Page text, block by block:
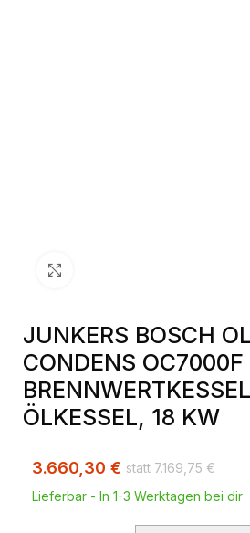
JUNKERS BOSCH
CONDENS OC7000F
ÖLKESSEL, 18 KW
7.169,75 €
3.660,30 €
Lieferbar - In 1-3 Werktagen bei dir